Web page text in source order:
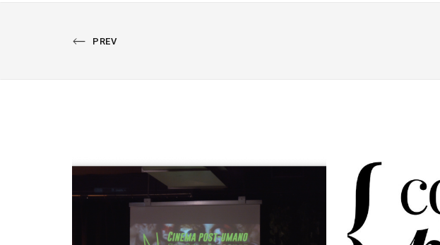
PREVIOUS
PREV